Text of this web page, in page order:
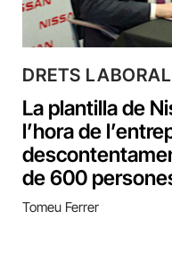
DRETS
La plantilla de
l’hora de
de 600
Tomeu Ferrer